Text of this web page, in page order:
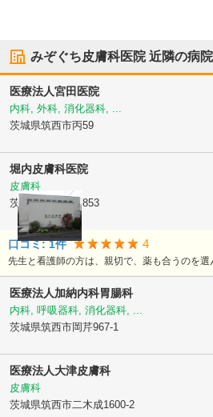
みぞぐち皮膚科医院近隣の病
医療法人宮田医院
内科, 外科, 消化器科, ...
茨城県筑西市丙59
堀内皮膚科医院
皮膚科
茨城県筑西市乙853
口コミ:1件 4
先生と看護師の方は、親切で、薬も合うのを選
医療法人加納内科胃腸科
内科, 呼吸器科, 消化器科, ...
茨城県筑西市岡芹967-1
医療法人大津皮膚科
皮膚科
茨城県筑西市二木成1600-2